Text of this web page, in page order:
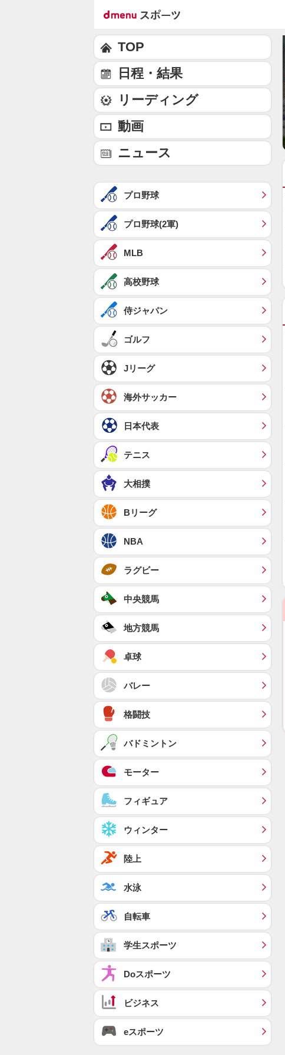
TOP
日程・結果
リーディング
動画
ニュース
プロ野球
プロ野球(2軍)
MLB
高校野球
侍ジャパン
ゴルフ
Jリーグ
海外サッカー
日本代表
テニス
大相撲
Bリーグ
NBA
ラグビー
中央競馬
地方競馬
卓球
バレー
格闘技
バドミントン
モーター
フィギュア
ウィンター
陸上
水泳
自転車
学生スポーツ
Doスポーツ
ビジネス
eスポーツ